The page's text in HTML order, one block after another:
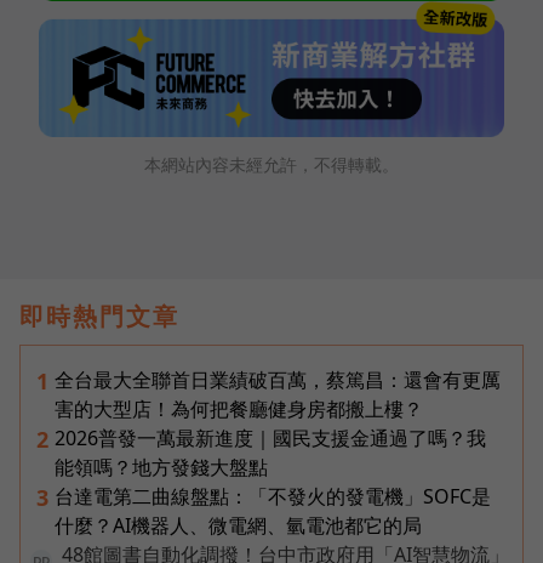
本網站內容未經允許，不得轉載。
即時熱門文章
1 全台最大全聯首日業績破百萬，蔡篤昌：還會有更厲
害的大型店！為何把餐廳健身房都搬上樓？
2 2026普發一萬最新進度｜國民支援金通過了嗎？我
能領嗎？地方發錢大盤點
3 台達電第二曲線盤點：「不發火的發電機」SOFC是
什麼？AI機器人、微電網、氫電池都它的局
48館圖書自動化調撥！台中市政府用「AI智慧物流」